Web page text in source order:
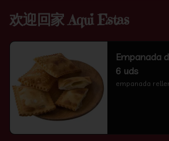
欢迎回家 Aqui Estas
Empanada
6 uds
empanada